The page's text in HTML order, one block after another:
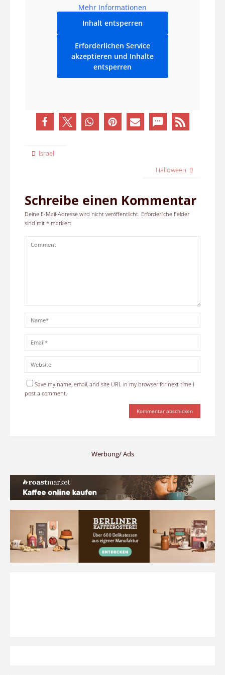
Mehr Informationen
Inhalt entsperren
Erforderlichen Service
akzeptieren und Inhalte
entsperren
Israel
Halloween
Schreibe einen Kommentar
Deine E-Mail-Adresse wird nicht veröffentlicht. Erforderliche Felder
sind mit *markiert
Save my name, email, and site URL in my browser for next time I
post a comment.
Werbung/ Ads